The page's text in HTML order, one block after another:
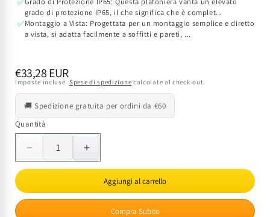
✅
grado di protezione IP65, il che significa che è complet...
✅Montaggio a Vista: Progettata per un montaggio semplice e diretto
a vista, si adatta facilmente a soffitti e pareti, ...
Prezzo
di
listino
€33,28 EUR
Imposte incluse. Spese di spedizione calcolate al check-out.
🚚 Spedizione gratuita per ordini da €60
Quantità
Quantità
Diminuisci
quantità
Plafoniera
per
Aumenta
quantità
Plafoniera
per
Aggiungi al carrello
Compra Subito